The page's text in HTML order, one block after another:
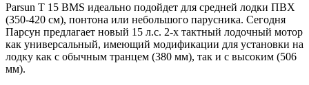
Parsun T 15 BMS идеально подойдет для средней лодки ПВХ
(350-420 см), понтона или небольшого парусника. Сегодня
Парсун предлагает новый 15 л.с. 2-х тактный лодочный мотор
как универсальный, имеющий модификации для установки на
лодку как с обычным транцем (380 мм), так и с высоким (506
мм).